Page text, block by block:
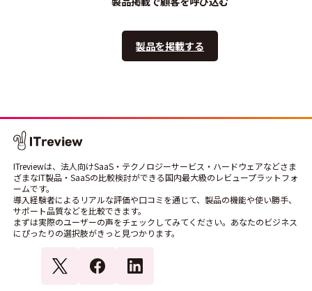
製品を掲載する
ITreviewは、法人向けSaaS・テクノロジーサービス・ハードウェアなどさま
ざまなIT製品・SaaSの比較検討ができる国内最大級のレビュープラットフォ
ームです。
導入経験者によるリアルな評価や口コミを通じて、製品の機能や使い勝手、
サポート品質などを比較できます。
まずは実際のユーザーの声をチェックしてみてください。あなたのビジネス
にぴったりの選択肢がきっと見つかります。